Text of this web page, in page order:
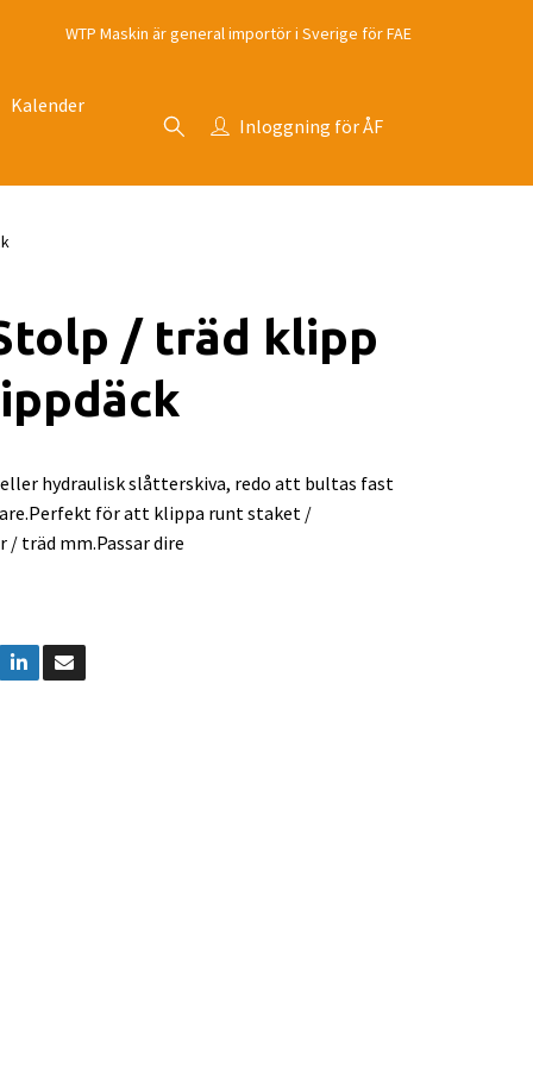
WTP Maskin är general importör i Sverige för FAE
Kalender
Inloggning för ÅF
/ träd klipp
hydraulisk slåtterskiva, redo att bultas fast
för att klippa runt staket /
träd mm.Passar dire